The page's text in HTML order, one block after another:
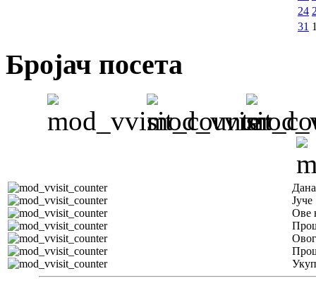
24
31
Бројач посета
Јуче
Ове